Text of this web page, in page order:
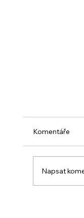
Komentáře
Napsat